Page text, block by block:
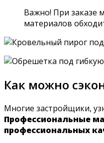
Важно! При заказе
материалов
Как можно
Многие застройщики,
Профессиональные
профессиональных